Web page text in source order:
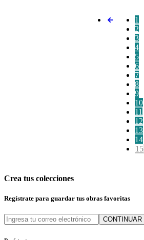
1
2
3
4
5
6
7
8
9
10
11
12
13
14
15
Crea tus colecciones
Regístrate para guardar tus obras favoritas
CONTINUAR